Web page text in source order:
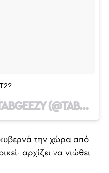
2 ?
A POST SHARED BY TABGEEZY (@TABGEEZY) ON
την χώρα από
αρχίζει να νιώθει